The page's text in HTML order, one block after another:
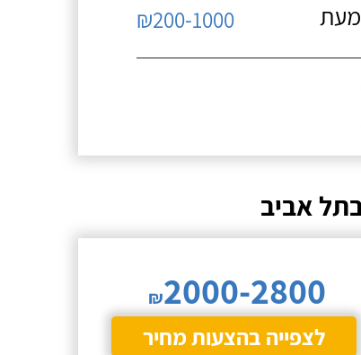
₪200-1000
אביב
₪2000-2800
לצפייה בהצעות מחיר